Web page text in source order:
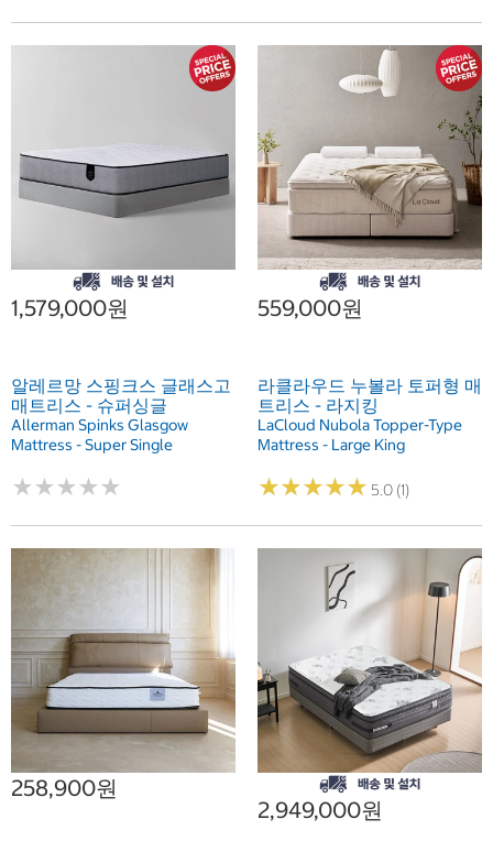
1,579,000원
알레르망 스핑크스 글래스고
매트리스 - 슈퍼싱글
Allerman Spinks Glasgow
Mattress - Super Single
★★★★★
★★★★★
559,000원
라클라우드 누볼라 토퍼형 매
트리스 - 라지킹
LaCloud Nubola Topper-Type
Mattress - Large King
★★★★★
★★★★★ 5.0 (1)
258,900원
2,949,000원